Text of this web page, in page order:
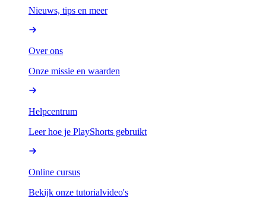
Nieuws, tips en meer
Over ons
Onze missie en waarden
Helpcentrum
Leer hoe je PlayShorts gebruikt
Online cursus
Bekijk onze tutorialvideo's